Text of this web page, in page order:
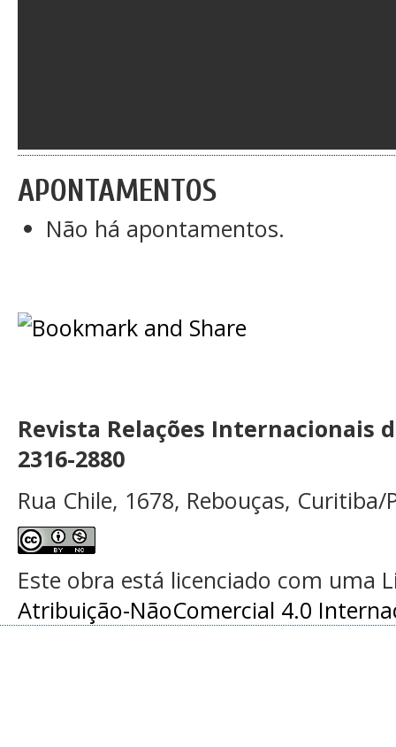
APONTAMENTOS
Não há apontamentos.
Revista Relações Internacionais
2316-2880
Rua Chile, 1678, Rebouças, Curitiba/
Este obra está licenciado com uma
Atribuição-NãoComercial 4.0